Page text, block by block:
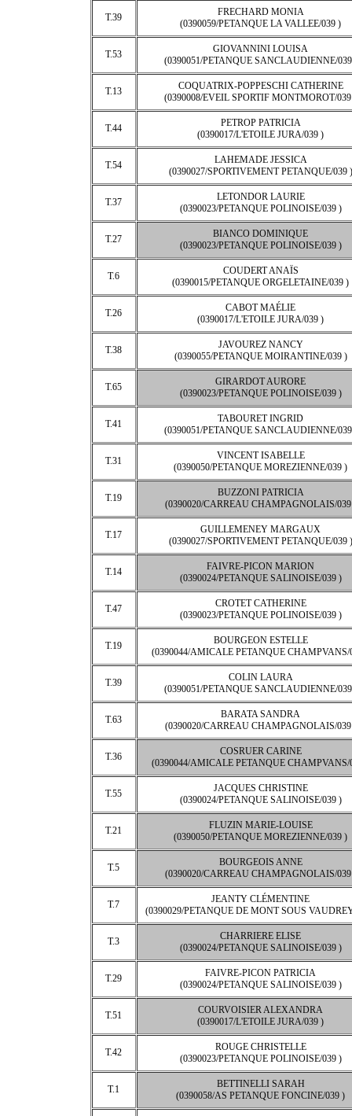
T.39
FRECHARD MONIA
(0390059/PETANQUE LA VALLEE/039 )
T.53
GIOVANNINI LOUISA
(0390051/PETANQUE SANCLAUDIENNE/
T.13
COQUATRIX-POPPESCHI CATHERINE
(0390008/EVEIL SPORTIF MONTMOROT/
T.44
PETROP PATRICIA
(0390017/L'ETOILE JURA/039 )
T.54
LAHEMADE JESSICA
(0390027/SPORTIVEMENT PETANQUE/039 )
T.37
LETONDOR LAURIE
(0390023/PETANQUE POLINOISE/039 )
T.27
BIANCO DOMINIQUE
(0390023/PETANQUE POLINOISE/039 )
T.6
COUDERT ANAÏS
(0390015/PETANQUE ORGELETAINE/039 )
T.26
CABOT MAÉLIE
(0390017/L'ETOILE JURA/039 )
T.38
JAVOUREZ NANCY
(0390055/PETANQUE MOIRANTINE/039 )
T.65
GIRARDOT AURORE
(0390023/PETANQUE POLINOISE/039 )
T.41
TABOURET INGRID
(0390051/PETANQUE SANCLAUDIENNE/
T.31
VINCENT ISABELLE
(0390050/PETANQUE MOREZIENNE/039 )
T.19
BUZZONI PATRICIA
(0390020/CARREAU CHAMPAGNOLAIS/
T.17
GUILLEMENEY MARGAUX
(0390027/SPORTIVEMENT PETANQUE/039 )
T.14
FAIVRE-PICON MARION
(0390024/PETANQUE SALINOISE/039 )
T.47
CROTET CATHERINE
(0390023/PETANQUE POLINOISE/039 )
T.19
BOURGEON ESTELLE
(0390044/AMICALE PETANQUE CHAMPVANS/
T.39
COLIN LAURA
(0390051/PETANQUE SANCLAUDIENNE/
T.63
BARATA SANDRA
(0390020/CARREAU CHAMPAGNOLAIS/
T.36
COSRUER CARINE
(0390044/AMICALE PETANQUE CHAMPVANS/
T.55
JACQUES CHRISTINE
(0390024/PETANQUE SALINOISE/039 )
T.21
FLUZIN MARIE-LOUISE
(0390050/PETANQUE MOREZIENNE/039 )
T.5
BOURGEOIS ANNE
(0390020/CARREAU CHAMPAGNOLAIS/
T.7
JEANTY CLÉMENTINE
(0390029/PETANQUE DE MONT SOUS
T.3
CHARRIERE ELISE
(0390024/PETANQUE SALINOISE/039 )
T.29
FAIVRE-PICON PATRICIA
(0390024/PETANQUE SALINOISE/039 )
T.51
COURVOISIER ALEXANDRA
(0390017/L'ETOILE JURA/039 )
T.42
ROUGE CHRISTELLE
(0390023/PETANQUE POLINOISE/039 )
T.1
BETTINELLI SARAH
(0390058/AS PETANQUE FONCINE/039 )